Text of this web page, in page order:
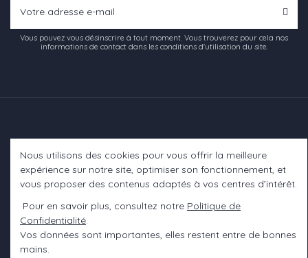
Vous pouvez vous désinscrire à tout moment. Vous trouverez pour cela nos
informations de contact dans les conditions d'utilisation du site.
Informations
Contact us
Nous utilisons des cookies pour vous offrir la meilleure
expérience sur notre site, optimiser son fonctionnement, et
vous proposer des contenus adaptés à vos centres d’intérêt.
Pour en savoir plus, consultez notre Politique de
Confidentialité.
Vos données sont importantes, elles restent entre de bonnes
mains.